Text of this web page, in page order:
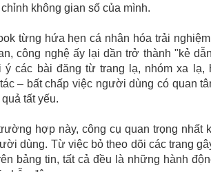
không gian số của mình.
từng hứa hẹn cá nhân hóa trải
công nghệ ấy lại dần trở thành "kẻ
ý các bài đăng từ trang lạ, nhóm xa
– bất chấp việc người dùng có quan
tất yếu.
hợp này, công cụ quan trọng nhất
dùng. Từ việc bỏ theo dõi các trang
bảng tin, tất cả đều là những hành